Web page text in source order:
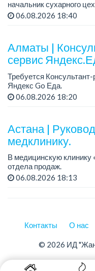
начальник сухарного
Зарплата: от 300 000
Требования: оп...
06.08.2026 18:40
Алматы |
сервис
Требуется Консультант-
Яндекс Go Еда.
Условия: работа в
06.08.2026 18:20
Астана |
медклинику.
В медицинскую клинику
отдела продаж.
Зарплата: от 1 200 000
06.08.2026 18:13
Контакты О нас
© 2026 ИД